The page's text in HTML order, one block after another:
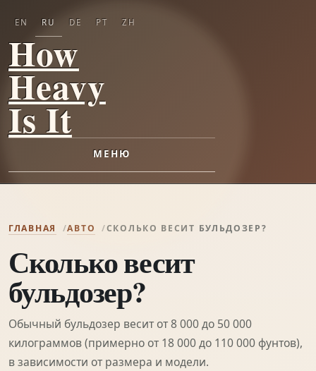
How
Heavy
Is It
МЕНЮ
EN RU DE PT ZH
ГЛАВНАЯ АВТО СКОЛЬКО ВЕСИТ БУЛЬДОЗЕР?
Сколько весит
бульдозер?
Обычный бульдозер весит от 8 000 до 50 000
килограммов (примерно от 18 000 до 110 000 фунтов),
в зависимости от размера и модели.